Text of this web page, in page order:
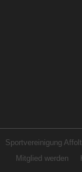
Sportvereinigung
Mitglied werden